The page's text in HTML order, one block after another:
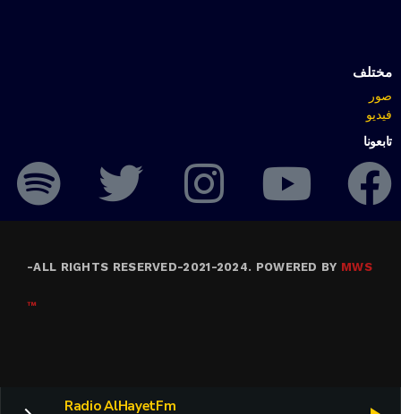
Radio AlHayetFm
مختلف
صور
فيديو
تابعونا
ALL RIGHTS RESERVED-2021-2024. POWERED BY MWS
-
™